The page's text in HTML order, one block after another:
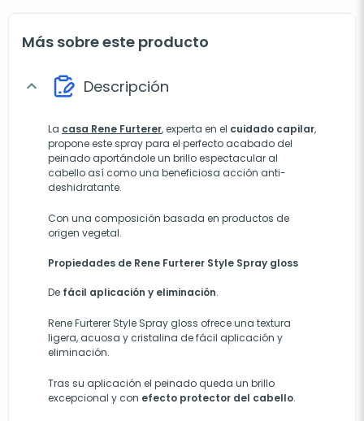
Más sobre este producto
expand_more Descripción
La casa Rene Furterer, experta en el cuidado capilar,
propone este spray para el perfecto acabado del
peinado aportándole un brillo espectacular al
cabello así como una beneficiosa acción anti-
deshidratante.
Con una composición basada en productos de
origen vegetal.
Propiedades de Rene Furterer Style Spray gloss
De fácil aplicación y eliminación.
Rene Furterer Style Spray gloss ofrece una textura
ligera, acuosa y cristalina de fácil aplicación y
eliminación.
Tras su aplicación el peinado queda un brillo
excepcional y con efecto protector del cabello.